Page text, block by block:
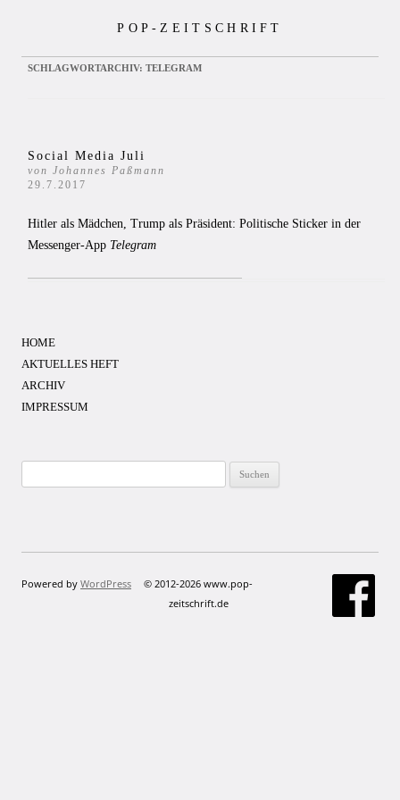
POP-ZEITSCHRIFT
SCHLAGWORTARCHIV: TELEGRAM
Social Media Juli
von Johannes Paßmann
29.7.2017
Hitler als Mädchen, Trump als Präsident: Politische Sticker in der
Messenger-App Telegram
HOME
AKTUELLES HEFT
ARCHIV
IMPRESSUM
nach:
Powered by WordPress
© 2012-2026 www.pop-
zeitschrift.de